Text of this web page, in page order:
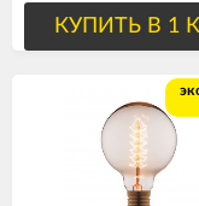
КУПИТЬ В 1